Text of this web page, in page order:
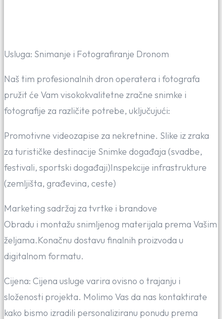
Usluga: Snimanje i Fotografiranje Dronom
Naš tim profesionalnih dron operatera i fotografa
pružit će Vam visokokvalitetne zračne snimke i
fotografije za različite potrebe, uključujući:
Promotivne videozapise za nekretnine. Slike iz zraka
za turističke destinacije Snimke događaja (svadbe,
festivali, sportski događaji)Inspekcije infrastrukture
(zemljišta, građevina, ceste)
Marketing sadržaj za tvrtke i brandove
Obradu i montažu snimljenog materijala prema Vašim
željama.Konačnu dostavu finalnih proizvoda u
digitalnom formatu.
Cijena: Cijena usluge varira ovisno o trajanju i
složenosti projekta. Molimo Vas da nas kontaktirate
kako bismo izradili personaliziranu ponudu prema